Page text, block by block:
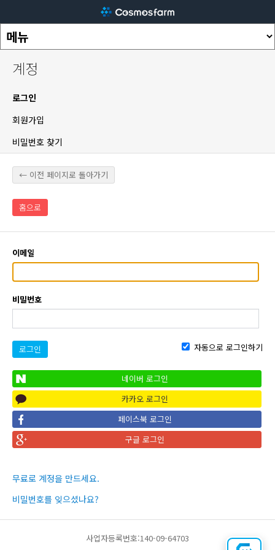
계정
로그인
회원가입
비밀번호 찾기
← 이전 페이지로 돌아가기
홈으로
이메일
비밀번호
로그인 자동으로 로그인하기
네이버 로그인
카카오 로그인
페이스북 로그인
구글 로그인
무료로 계정을 만드세요.
비밀번호를 잊으셨나요?
사업자등록번호:140-09-64703